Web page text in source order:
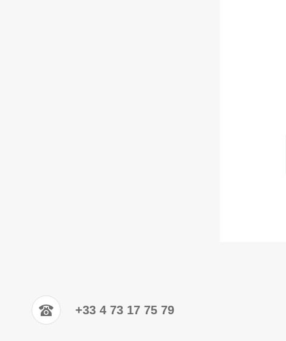
+33 4 73 17 75 79